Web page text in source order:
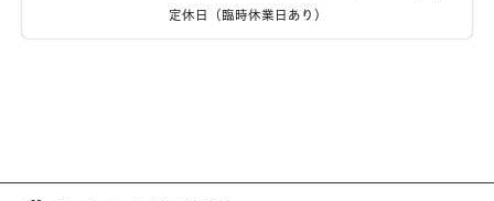
定休日（臨時休業日あり）